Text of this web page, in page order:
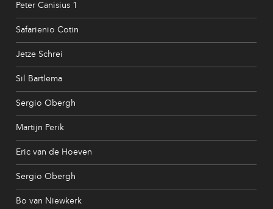
Peter Canisius 1
Safarienio Cotin
Jetze Schrei
Sil Bartlema
Sergio Obergh
Martijn Perik
Eric van de Hoeven
Sergio Obergh
Bo van Niewkerk